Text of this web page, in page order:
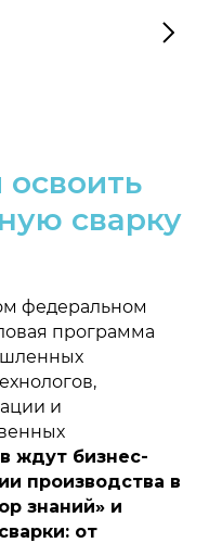
освоить
сварку
федеральном
программа
и
ждут бизнес-
производства в
знаний» и
от